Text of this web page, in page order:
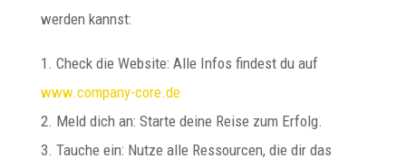
werden kannst:
1. Check die Website: Alle Infos findest du auf
www.company-core.de
2. Meld dich an: Starte deine Reise zum Erfolg.
3. Tauche ein: Nutze alle Ressourcen, die dir das